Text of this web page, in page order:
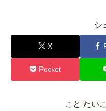
シ
X
Pocket
こと たい